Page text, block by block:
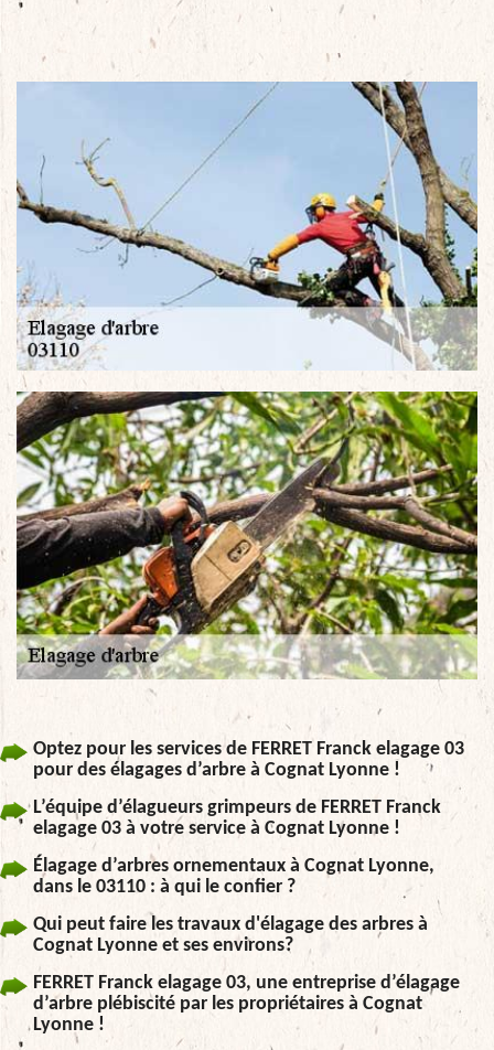
Optez pour les services de FERRET Franck elagage 03
pour des élagages d’arbre à Cognat Lyonne !
L’équipe d’élagueurs grimpeurs de FERRET Franck
elagage 03 à votre service à Cognat Lyonne !
Élagage d’arbres ornementaux à Cognat Lyonne,
dans le 03110 : à qui le confier ?
Qui peut faire les travaux d'élagage des arbres à
Cognat Lyonne et ses environs?
FERRET Franck elagage 03, une entreprise d’élagage
d’arbre plébiscité par les propriétaires à Cognat
Lyonne !